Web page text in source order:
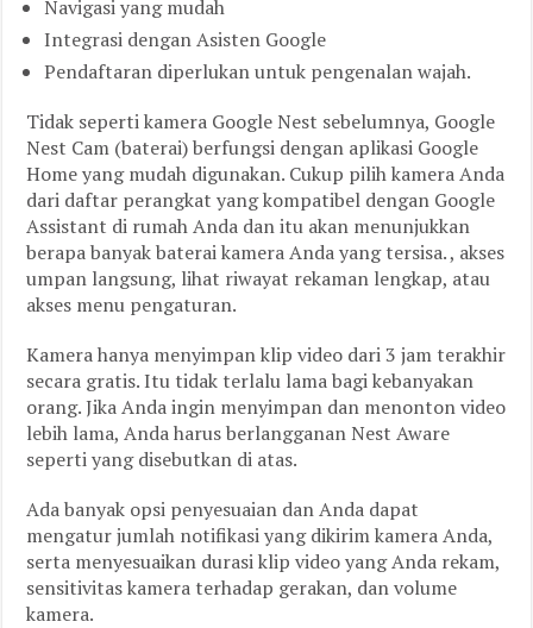
Navigasi yang mudah
Integrasi dengan Asisten Google
Pendaftaran diperlukan untuk pengenalan wajah.
Tidak seperti kamera Google Nest sebelumnya, Google
Nest Cam (baterai) berfungsi dengan aplikasi Google
Home yang mudah digunakan. Cukup pilih kamera Anda
dari daftar perangkat yang kompatibel dengan Google
Assistant di rumah Anda dan itu akan menunjukkan
berapa banyak baterai kamera Anda yang tersisa. , akses
umpan langsung, lihat riwayat rekaman lengkap, atau
akses menu pengaturan.
Kamera hanya menyimpan klip video dari 3 jam terakhir
secara gratis. Itu tidak terlalu lama bagi kebanyakan
orang. Jika Anda ingin menyimpan dan menonton video
lebih lama, Anda harus berlangganan Nest Aware
seperti yang disebutkan di atas.
Ada banyak opsi penyesuaian dan Anda dapat
mengatur jumlah notifikasi yang dikirim kamera Anda,
serta menyesuaikan durasi klip video yang Anda rekam,
sensitivitas kamera terhadap gerakan, dan volume
kamera.